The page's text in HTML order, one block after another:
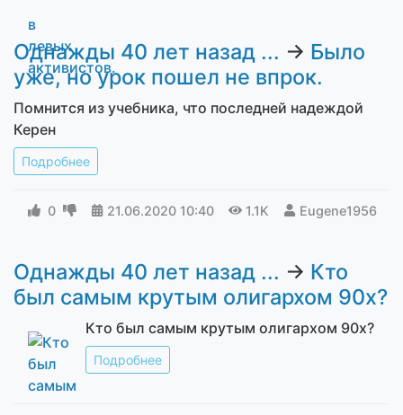
Однажды 40 лет назад ... → Было
уже, но урок пошел не впрок.
Помнится из учебника, что последней надеждой
Керен
Подробнее
0 21.06.2020 10:40 1.1K Eugene1956
Однажды 40 лет назад ... → Кто
был самым крутым олигархом 90х?
Кто был самым крутым олигархом 90х?
Подробнее